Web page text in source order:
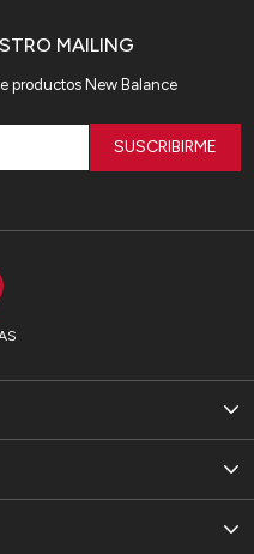
MAILING
productos New Balance
SUSCRIBIRME